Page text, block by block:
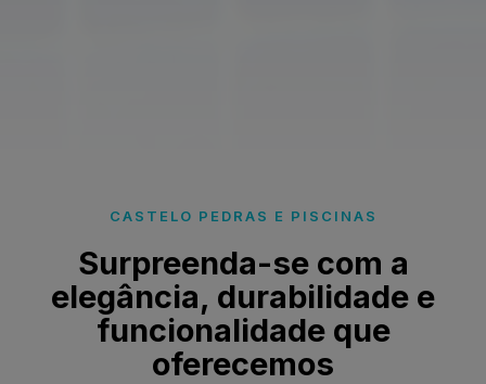
CASTELO PEDRAS E PISCINAS
Surpreenda-se com a
elegância, durabilidade e
funcionalidade que
oferecemos